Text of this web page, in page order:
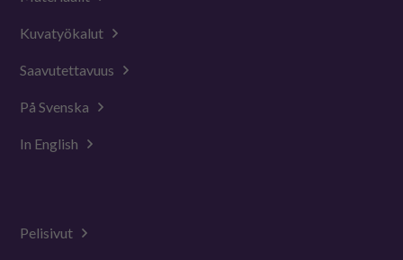
Kuvatyökalut
Saavutettavuus
På Svenska
In English
Pelisivut